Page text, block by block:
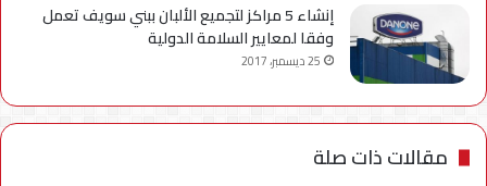
إنشاء 5 مراكز لتجميع الألبان ببني سويف تعمل
وفقا لمعايير السلامة الدولية
25 ديسمبر، 2017
مقالات ذات صلة